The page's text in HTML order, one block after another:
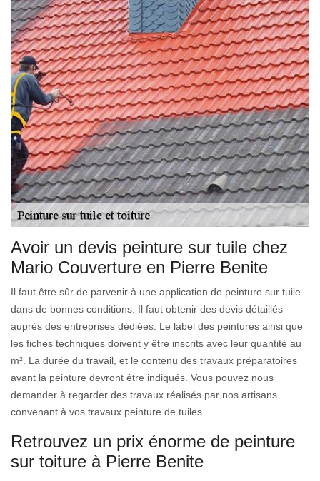
Avoir un devis peinture sur tuile chez
Mario Couverture en Pierre Benite
Il faut être sûr de parvenir à une application de peinture sur tuile
dans de bonnes conditions. Il faut obtenir des devis détaillés
auprès des entreprises dédiées. Le label des peintures ainsi que
les fiches techniques doivent y être inscrits avec leur quantité au
m². La durée du travail, et le contenu des travaux préparatoires
avant la peinture devront être indiqués. Vous pouvez nous
demander à regarder des travaux réalisés par nos artisans
convenant à vos travaux peinture de tuiles.
Retrouvez un prix énorme de peinture
sur toiture à Pierre Benite